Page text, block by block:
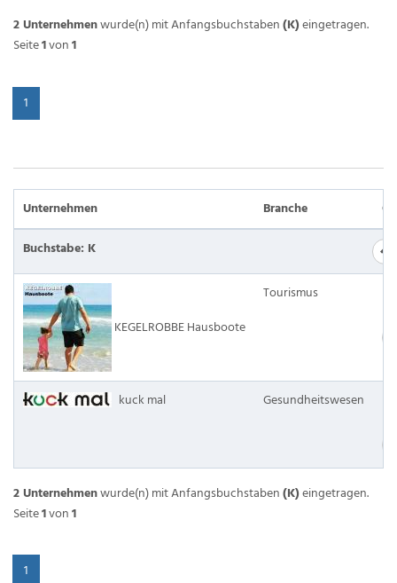
2 Unternehmenwurde(n) mit Anfangsbuchstaben(K)eingetragen.
Seite1von1
1
Unternehmen Branche
Buchstabe: K
KEGELROBBE Hausboote
Tourismus
kuck mal Gesundheitswesen
2 Unternehmenwurde(n) mit Anfangsbuchstaben(K)eingetragen.
Seite1von1
1